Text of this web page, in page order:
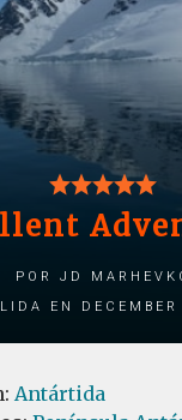
por Jd
en December
Antártida